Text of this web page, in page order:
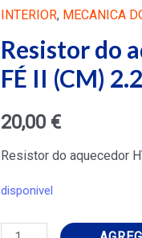
INTERIOR, MECANICA
Resistor do
FÉ II (CM)
20,00 €
Resistor do aquecedor
disponivel
Resistor